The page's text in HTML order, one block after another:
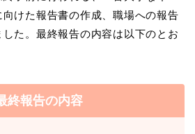
けた報告書の作成、職場への報告
た。最終報告の内容は以下のとお
終報告の内容